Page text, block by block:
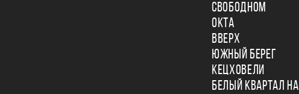
СВОБОДНОМ
ОКТА
ВВЕРХ
ЮЖНЫЙ БЕРЕГ
КЕЦХОВЕЛИ
БЕЛЫЙ КВАРТАЛ НА